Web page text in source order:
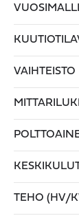
VUOSIMALLI
VAIHTEISTO
TEHO (HV/